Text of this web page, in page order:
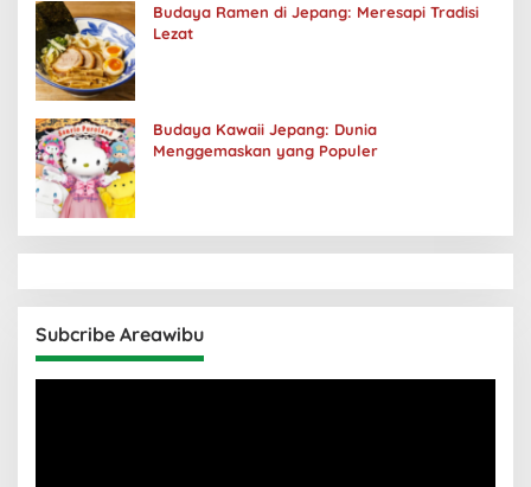
Budaya Ramen di Jepang: Meresapi Tradisi
Lezat
Budaya Kawaii Jepang: Dunia
Menggemaskan yang Populer
Subcribe Areawibu